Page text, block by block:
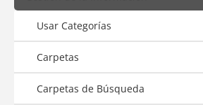
Usar Categorías
Carpetas
Carpetas de Búsqueda